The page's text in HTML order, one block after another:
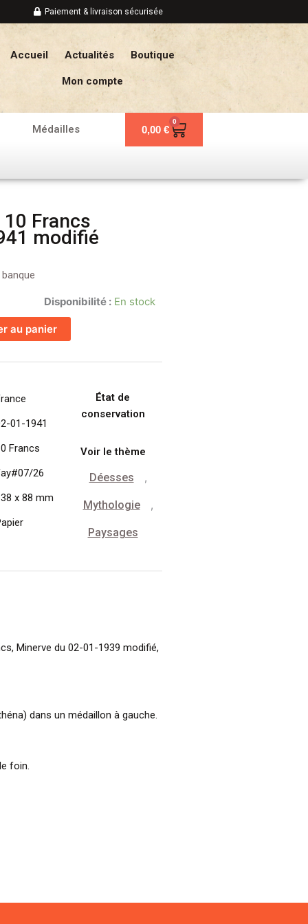
Paiement & livraison sécurisée
Accueil Actualités Boutique
Mon compte
Médailles 0,00 €
0
Panier
10 Francs
modifié
Disponibilité : En stock
au panier
01-1941
Francs
26
x 88 mm
État de
conservation
Voir le thème
Déesses ,
Mythologie ,
Paysages
Minerve du 02-01-1939 modifié,
dans un médaillon à gauche.
foin.